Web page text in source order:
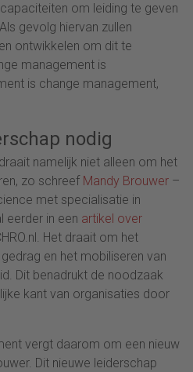
om leiding te geven
gevolg hiervan zullen
ontwikkelen om dit te
management is
is change management,
nodig
namelijk niet alleen om het
zo schreef Mandy Brouwer –
met specialisatie in
eerder in een artikel over
Het draait om het
en het mobiliseren van
Dit benadrukt de noodzaak
kant van organisaties door
vergt daarom om een nieuw
Dit nieuwe leiderschap